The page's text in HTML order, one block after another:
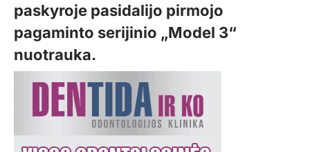
paskyroje pasidalijo pirmojo
pagaminto serijinio „Model 3“
nuotrauka.